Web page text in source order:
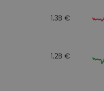
1.3B €
1.2B €